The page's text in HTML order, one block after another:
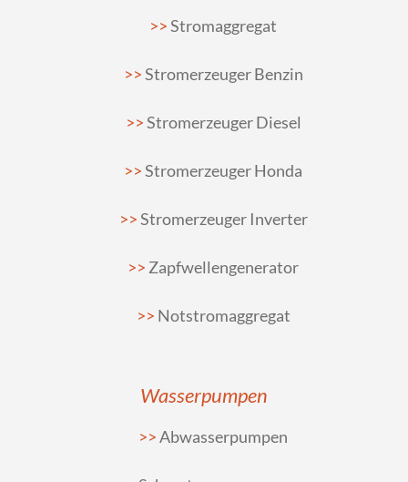
Stromaggregat
Stromerzeuger Benzin
Stromerzeuger Diesel
Stromerzeuger Honda
Stromerzeuger Inverter
Zapfwellengenerator
Notstromaggregat
Wasserpumpen
Abwasserpumpen